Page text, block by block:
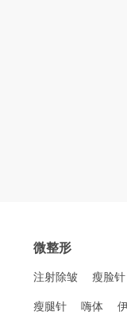
微整形
注射除皱 瘦脸针
瘦腿针 嗨体